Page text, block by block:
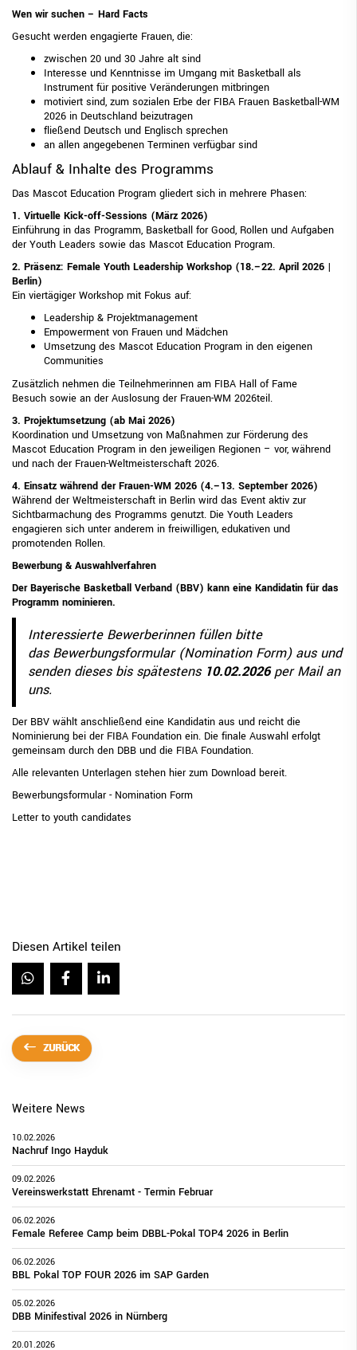
Wen wir suchen – Hard Facts
Gesucht werden engagierte Frauen, die:
zwischen 20 und 30 Jahre alt sind
Interesse und Kenntnisse im Umgang mit Basketball als
Instrument für positive Veränderungen mitbringen
motiviert sind, zum sozialen Erbe der FIBA Frauen Basketball-WM
2026 in Deutschland beizutragen
fließend Deutsch und Englisch sprechen
an allen angegebenen Terminen verfügbar sind
Ablauf & Inhalte des Programms
Das Mascot Education Program gliedert sich in mehrere Phasen:
1. Virtuelle Kick-off-Sessions (März 2026)
Einführung in das Programm, Basketball for Good, Rollen und Aufgaben
der Youth Leaders sowie das Mascot Education Program.
2. Präsenz: Female Youth Leadership Workshop (18.–22. April 2026 |
Berlin)
Ein viertägiger Workshop mit Fokus auf:
Leadership & Projektmanagement
Empowerment von Frauen und Mädchen
Umsetzung des Mascot Education Program in den eigenen
Communities
Zusätzlich nehmen die Teilnehmerinnen am FIBA Hall of Fame
Besuch sowie an der Auslosung der Frauen-WM 2026teil.
3. Projektumsetzung (ab Mai 2026)
Koordination und Umsetzung von Maßnahmen zur Förderung des
Mascot Education Program in den jeweiligen Regionen – vor, während
und nach der Frauen-Weltmeisterschaft 2026.
4. Einsatz während der Frauen-WM 2026 (4.–13. September 2026)
Während der Weltmeisterschaft in Berlin wird das Event aktiv zur
Sichtbarmachung des Programms genutzt. Die Youth Leaders
engagieren sich unter anderem in freiwilligen, edukativen und
promotenden Rollen.
Bewerbung & Auswahlverfahren
Der Bayerische Basketball Verband (BBV) kann eine Kandidatin für das
Programm nominieren.
Interessierte Bewerberinnen füllen bitte
das Bewerbungsformular (Nomination Form) aus und
senden dieses bis spätestens 10.02.2026per Mail an
uns.
Der BBV wählt anschließend eine Kandidatin aus und reicht die
Nominierung bei der FIBA Foundation ein. Die finale Auswahl erfolgt
gemeinsam durch den DBB und die FIBA Foundation.
Alle relevanten Unterlagen stehen hier zum Download bereit.
Bewerbungsformular - Nomination Form
Letter to youth candidates
Diesen Artikel teilen
ZURÜCK
Weitere News
10.02.2026
Nachruf Ingo Hayduk
09.02.2026
Vereinswerkstatt Ehrenamt - Termin Februar
06.02.2026
Female Referee Camp beim DBBL-Pokal TOP4 2026 in Berlin
06.02.2026
BBL Pokal TOP FOUR 2026 im SAP Garden
05.02.2026
DBB Minifestival 2026 in Nürnberg
20.01.2026